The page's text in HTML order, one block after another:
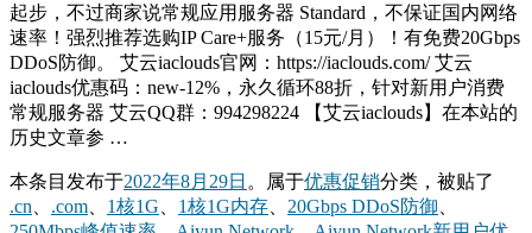
起步，不过商家说常规应用服务器 Standard，不保证国内网络
速率！强烈推荐选购IP Care+服务（15元/月）！有免费20Gbps
DDoS防御。 艾云iaclouds官网：https://iaclouds.com/ 艾云
iaclouds优惠码：new-12%，永久循环88折，针对新用户消费
常规服务器 艾云QQ群：994298224 【艾云iaclouds】在本站的
历史文章参 …
本条目发布于2022年8月29日 。属于优惠促销分类，被贴了
.cn、 .com、 1核1G、 1核1G内存、 20Gbps DDoS防御、